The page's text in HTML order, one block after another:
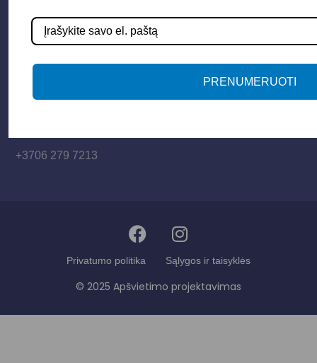
Paslaugos
Apšvietimo mokymų įrašas
Kontaktai
Susisiekime
+3706 279 7213
Privatumo politika Sąlygos ir taisyklės
© 2025 Apšvietimo projektavimas
PRENUMERUOTI